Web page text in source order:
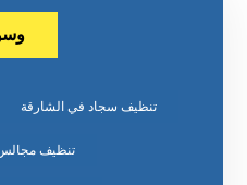
تنظيف سجاد في الشارقة
تنظيف